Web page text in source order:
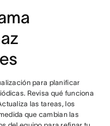
para planificar
Revisa qué funciona
las tareas, los
que cambian las